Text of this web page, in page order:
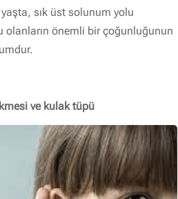
sık üst solunum yolu
olanların önemli bir çoğunluğunun
ve kulak tüpü